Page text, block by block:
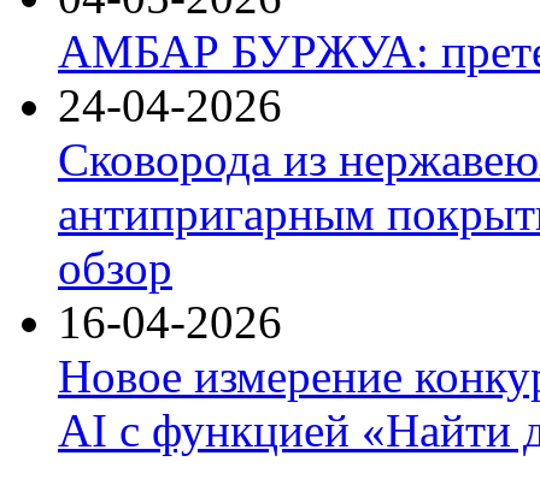
АМБАР БУРЖУА:
24-04-2026
Сковорода из
антипригарным
обзор
16-04-2026
Новое измерение
AI с функцией «Найти